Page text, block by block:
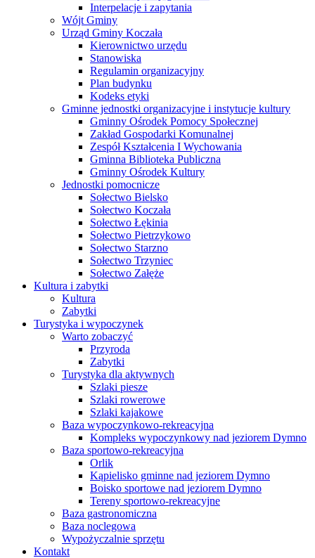
Interpelacje i zapytania
Wójt Gminy
Urząd Gminy Koczała
Kierownictwo urzędu
Stanowiska
Regulamin organizacyjny
Plan budynku
Kodeks etyki
Gminne jednostki organizacyjne i instytucje kultury
Gminny Ośrodek Pomocy Społecznej
Zakład Gospodarki Komunalnej
Zespół Kształcenia I Wychowania
Gminna Biblioteka Publiczna
Gminny Ośrodek Kultury
Jednostki pomocnicze
Sołectwo Bielsko
Sołectwo Koczała
Sołectwo Łękinia
Sołectwo Pietrzykowo
Sołectwo Starzno
Sołectwo Trzyniec
Sołectwo Załęże
Kultura i zabytki
Kultura
Zabytki
Turystyka i wypoczynek
Warto zobaczyć
Przyroda
Zabytki
Turystyka dla aktywnych
Szlaki piesze
Szlaki rowerowe
Szlaki kajakowe
Baza wypoczynkowo-rekreacyjna
Kompleks wypoczynkowy nad jeziorem Dymno
Baza sportowo-rekreacyjna
Orlik
Kąpielisko gminne nad jeziorem Dymno
Boisko sportowe nad jeziorem Dymno
Tereny sportowo-rekreacyjne
Baza gastronomiczna
Baza noclegowa
Wypożyczalnie sprzętu
Kontakt